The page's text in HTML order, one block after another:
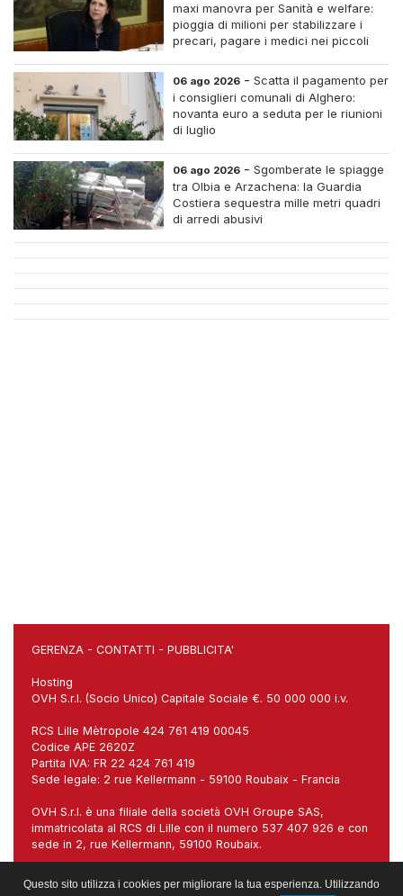
Questo sito utilizza i cookies per migliorare la tua esperienza. Utilizzando
maxi manovra per Sanità e welfare:
pioggia di milioni per stabilizzare i
precari, pagare i medici nei piccoli
case di riposo.
06 ago 2026 -Scatta il pagamento per
i consiglieri comunali di Alghero:
novanta euro a seduta per le riunioni
di luglio
06 ago 2026 -Sgomberate le spiagge
tra Olbia e Arzachena: la Guardia
Costiera sequestra mille metri quadri
di arredi abusivi
GERENZA - CONTATTI - PUBBLICITA'
Hosting
OVH S.r.l. (Socio Unico) Capitale Sociale €. 50 000 000 i.v.
RCS Lille Mètropole 424 761 419 00045
Codice APE 2620Z
Partita IVA: FR 22 424 761 419
Sede legale: 2 rue Kellermann - 59100 Roubaix - Francia
OVH S.r.l. è una filiale della società OVH Groupe SAS,
immatricolata al RCS di Lille con il numero 537 407 926 e con
sede in 2, rue Kellermann, 59100 Roubaix.
Sede italiana: Via Carlo Imbonati, 18, 20159 Milano (MI)